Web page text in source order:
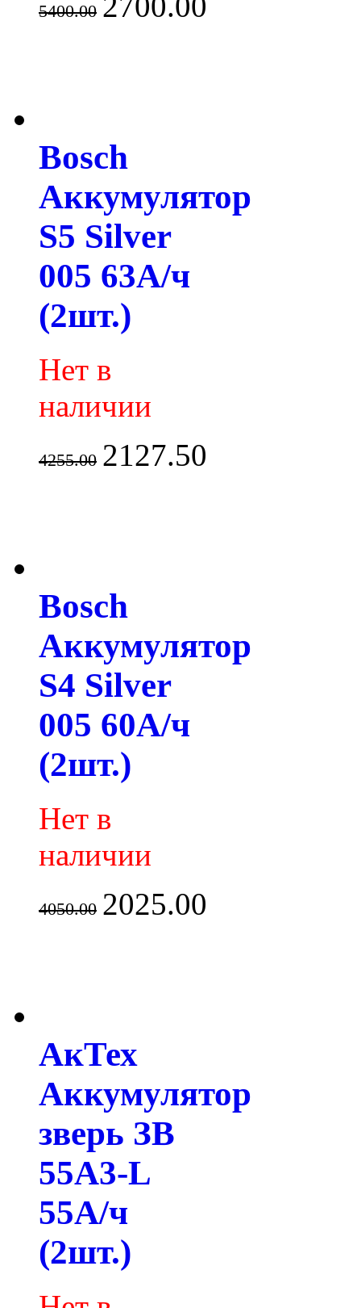
5400.00
Bosch
Аккумулятор
S5 Silver
005 63А/ч
(2шт.)
Нет в
наличии
4255.00 2127.50
Bosch
Аккумулятор
S4 Silver
005 60А/ч
(2шт.)
Нет в
наличии
4050.00 2025.00
АкТех
Аккумулятор
зверь ЗВ
55A3-L
55А/ч
(2шт.)